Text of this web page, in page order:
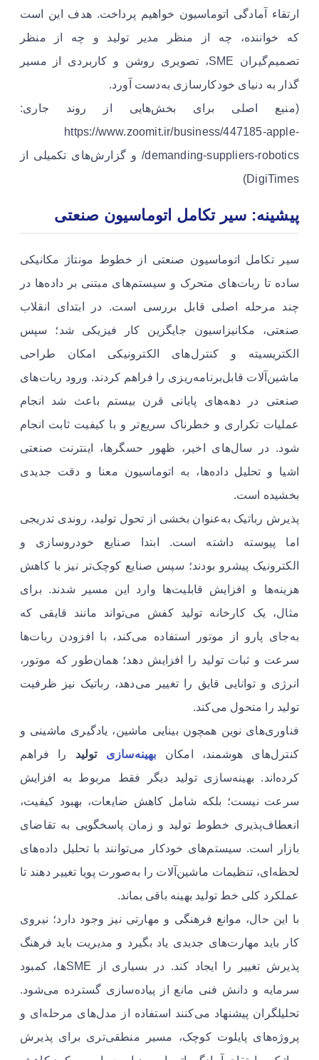
ارتقاء آمادگی اتوماسیون خواهیم پرداخت. هدف این است
که خواننده، چه از منظر مدیر تولید و چه از منظر
تصمیم‌گیران SME، تصویری روشن و کاربردی از مسیر
گذار به دنیای خودکارسازی به‌دست آورد.
(منبع اصلی برای بخش‌هایی از روند جاری:
https://www.zoomit.ir/business/447185-apple-
demanding-suppliers-robotics/ و گزارش‌های تکمیلی از
DigiTimes)
پیشینه: سیر تکامل اتوماسیون صنعتی
سیر تکامل اتوماسیون صنعتی از خطوط مونتاژ مکانیکی
ساده تا ربات‌های متحرک و سیستم‌های مبتنی بر داده‌ها در
چند مرحله اصلی قابل بررسی است. در ابتدای انقلاب
صنعتی، مکانیزاسیون جایگزین کار فیزیکی شد؛ سپس
الکتریسیته و کنترل‌های الکترونیکی امکان طراحی
ماشین‌آلات قابل‌برنامه‌ریزی را فراهم کردند. ورود ربات‌های
صنعتی در دهه‌های پایانی قرن بیستم باعث شد انجام
عملیات تکراری و خطرناک سریع‌تر و با کیفیت ثابت انجام
شود. در سال‌های اخیر، ظهور حسگرها، اینترنت صنعتی
اشیا و تحلیل داده‌ها، به اتوماسیون معنا و دقت جدیدی
بخشیده است.
پذیرش رباتیک به‌عنوان بخشی از تحول تولید، روندی تدریجی
اما پیوسته داشته است. ابتدا صنایع خودروسازی و
الکترونیک پیشرو بودند؛ سپس صنایع کوچک‌تر نیز با کاهش
هزینه‌ها و افزایش قابلیت‌ها وارد این مسیر شدند. برای
مثال، یک کارخانه تولید کفش می‌تواند مانند قایقی که
به‌جای پارو از موتور استفاده می‌کند، با افزودن ربات‌ها
سرعت و ثبات تولید را افزایش دهد؛ همان‌طور که موتور،
انرژی و توانایی قایق را تغییر می‌دهد، رباتیک نیز ظرفیت
تولید را متحول می‌کند.
فناوری‌های نوین همچون بینایی ماشین، یادگیری ماشینی و
کنترل‌های هوشمند، امکان بهینه‌سازی تولید را فراهم
کرده‌اند. بهینه‌سازی تولید دیگر فقط مربوط به افزایش
سرعت نیست؛ بلکه شامل کاهش ضایعات، بهبود کیفیت،
انعطاف‌پذیری خطوط تولید و زمان پاسخگویی به تقاضای
بازار است. سیستم‌های خودکار می‌توانند با تحلیل داده‌های
لحظه‌ای، تنظیمات ماشین‌آلات را به‌صورت پویا تغییر دهند تا
عملکرد کلی خط تولید بهینه باقی بماند.
با این حال، موانع فرهنگی و مهارتی نیز وجود دارد؛ نیروی
کار باید مهارت‌های جدیدی یاد بگیرد و مدیریت باید فرهنگ
پذیرش تغییر را ایجاد کند. در بسیاری از SMEها، کمبود
سرمایه و دانش فنی مانع از پیاده‌سازی گسترده می‌شود.
تحلیلگران پیشنهاد می‌کنند استفاده از مدل‌های مرحله‌ای و
پروژه‌های پایلوت کوچک، مسیر منطقی‌تری برای پذیرش